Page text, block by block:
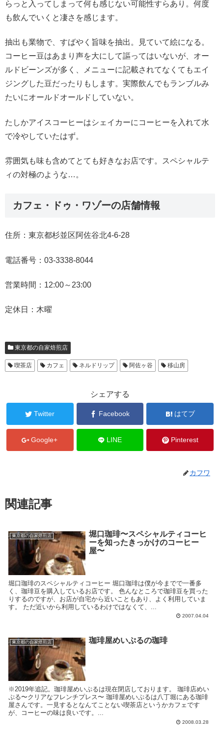
らっと入ってしまって何も感じない可能性すらあり。何度
も飲んでいくと凄さを感じます。
抽出も業物で、すばやく旨味を抽出。見ていて絵になる。
コーヒー豆はあまり声を大にして謳ってはいないが、オー
ルドビーンズが多く、メニューに記載されてなくてもエイ
ジングした豆だったりもします。実際飲んでもランブルみ
たいにオールドオールドしていない。
たしかアイスコーヒーはシェイカーにコーヒーを入れて水
で冷やしていたはず。
雰囲気も味も含めてとても好きなお店です。スペシャルテ
ィの対極のような…。
カフェ・ドゥ・ワゾーの店舗情報
住所：東京都杉並区阿佐谷北4-6-28
電話番号：03-3338-8044
営業時間：12:00～23:00
定休日：木曜
東京都の自家焙煎店
喫茶店 カフェ ネルドリップ 阿佐ヶ谷 移山房
シェアする
Twitter Facebook はてブ
Google+ LINE Pinterest
カフワ
関連記事
東京都の自家焙煎店
堀口珈琲〜スペシャルティコーヒ
ーを知ったきっかけのコーヒー
屋〜
堀口珈琲のスペシャルティコーヒー 堀口珈琲は僕が今までで一番多
く、珈琲豆を購入しているお店です。 色んなところで珈琲豆を買った
りするのですが、お店が自宅から近いこともあり、よく利用していま
す。 ただ近いから利用しているわけではなくて、...
2007.04.04
東京都の自家焙煎店 珈琲屋めいぷるの珈琲
※2019年追記。珈琲屋めいぷるは現在閉店しております。 珈琲店めい
ぷる〜クリアなフレンチプレス〜 珈琲屋めいぷるは八丁堀にある珈琲
屋さんです。一見するとなんてことない喫茶店というかカフェです
が、コーヒーの味は良いです。...
2008.03.28